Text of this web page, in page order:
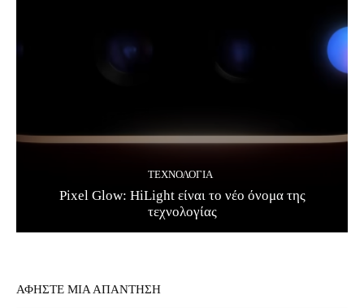
ΤΕΧΝΟΛΟΓΊΑ
Pixel Glow: HiLight είναι το νέο όνομα της
τεχνολογίας
ΑΦΗΣΤΕ ΜΙΑ ΑΠΑΝΤΗΣΗ